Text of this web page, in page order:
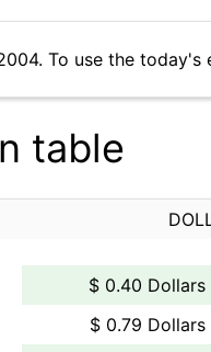
To use the
table
$ 0.40 Dollars
$ 0.79 Dollars